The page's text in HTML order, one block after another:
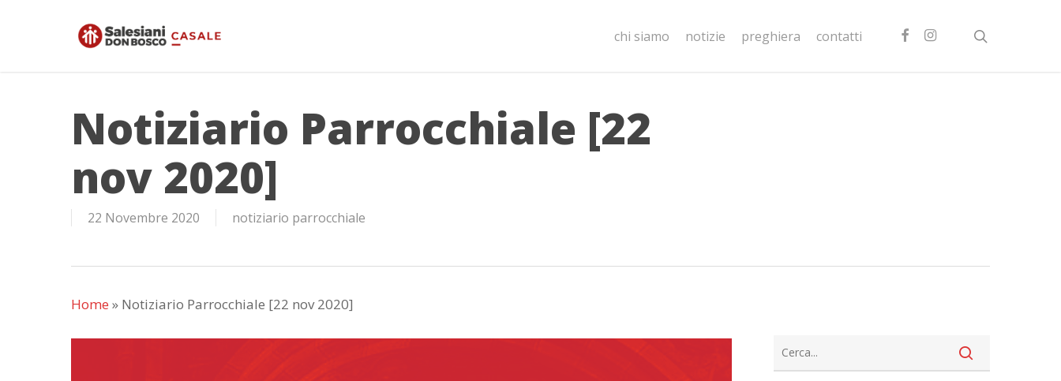
chi siamo notizie preghiera contatti facebookinstagram
Notiziario Parrocchiale [22
nov 2020]
22 Novembre 2020 notiziario parrocchiale
Home » Notiziario Parrocchiale [22 nov 2020]